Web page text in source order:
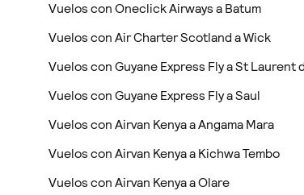
Vuelos con Oneclick Airways a Batum
Vuelos con Air Charter Scotland a Wick
Vuelos con Guyane Express Fly a St Laurent
Vuelos con Guyane Express Fly a Saul
Vuelos con Airvan Kenya a Angama Mara
Vuelos con Airvan Kenya a Kichwa Tembo
Vuelos con Airvan Kenya a Olare